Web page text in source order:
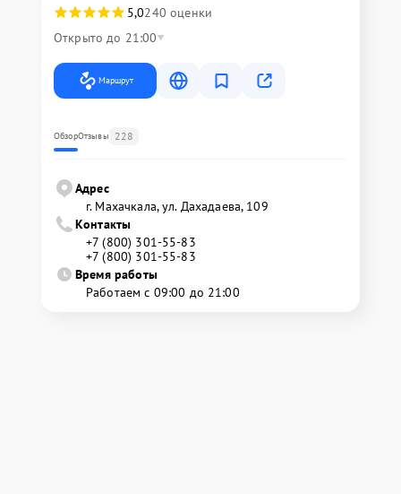
5,0240 оценки
Открыто до 21:00
Маршрут
ОбзорОтзывы 228
Адрес
г. Махачкала, ул. Дахадаева, 109
Контакты
+7 (800) 301-55-83
+7 (800) 301-55-83
Время работы
Работаем с 09:00 до 21:00